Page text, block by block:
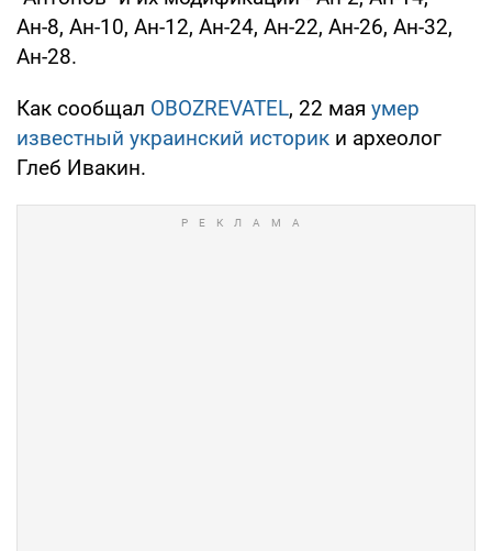
Ан-8, Ан-10, Ан-12, Ан-24, Ан-22, Ан-26, Ан-32,
Ан-28.
Как сообщал OBOZREVATEL, 22 мая умер
известный украинский историк и археолог
Глеб Ивакин.